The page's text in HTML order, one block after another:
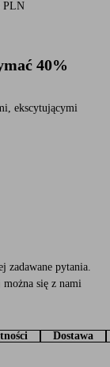
PLN
40%
ekscytującymi
zadawane pytania.
się z nami
Dostawa